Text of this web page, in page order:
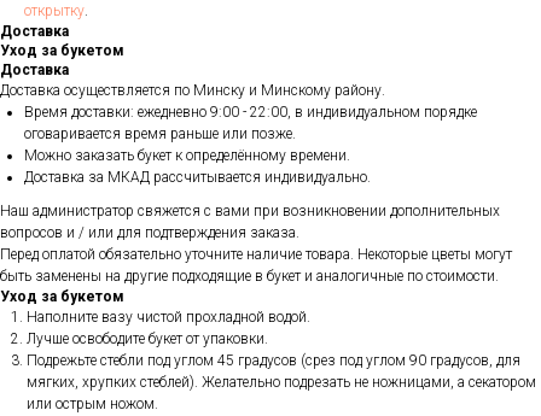
открытку.
Доставка
Уход за букетом
Доставка
Доставка осуществляется по Минску и Минскому району.
Время доставки: ежедневно 9:00 - 22:00, в индивидуальном порядке
оговаривается время раньше или позже.
Можно заказать букет к определённому времени.
Доставка за МКАД рассчитывается индивидуально.
Наш администратор свяжется с вами при возникновении дополнительных
вопросов и / или для подтверждения заказа.
Перед оплатой обязательно уточните наличие товара. Некоторые цветы могут
быть заменены на другие подходящие в букет и аналогичные по стоимости.
Уход за букетом
Наполните вазу чистой прохладной водой.
Лучше освободите букет от упаковки.
Подрежьте стебли под углом 45 градусов (срез под углом 90 градусов, для
мягких, хрупких стеблей). Желательно подрезать не ножницами, а секатором
или острым ножом.